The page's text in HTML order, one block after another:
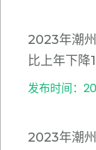
2023年潮
比上年下降
发布时间：
2023年潮